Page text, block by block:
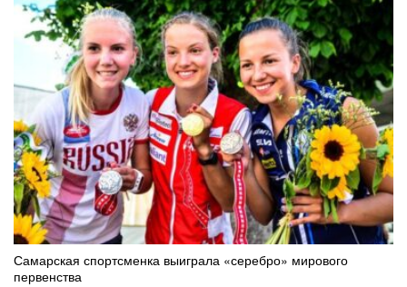
Самарская спортсменка выиграла «серебро» мирового
первенства